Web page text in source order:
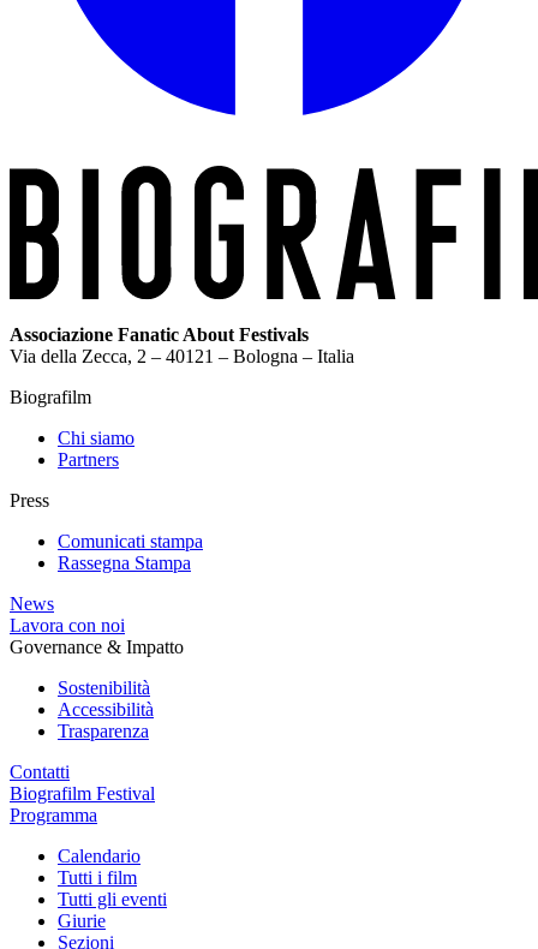
Associazione Fanatic About Festivals
Via della Zecca, 2 – 40121 – Bologna – Italia
Biografilm
Chi siamo
Partners
Press
Comunicati stampa
Rassegna Stampa
News
Lavora con noi
Governance & Impatto
Sostenibilità
Accessibilità
Trasparenza
Contatti
Biografilm Festival
Programma
Calendario
Tutti i film
Tutti gli eventi
Giurie
Sezioni